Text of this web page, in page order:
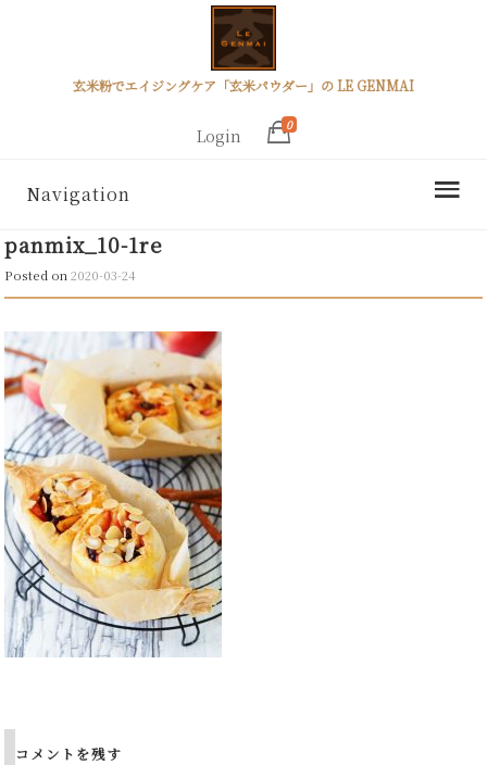
玄米粉でエイジングケア「玄米パウダー」の LE GENMAI
Login
0
Navigation
panmix_10-1re
Posted on2020-03-24
コメントを残す